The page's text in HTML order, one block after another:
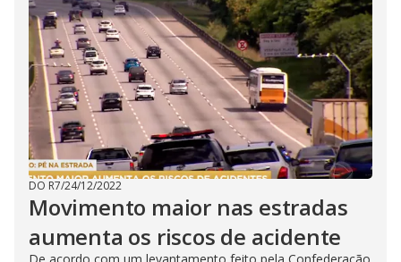
DO R7/24/12/2022
Movimento maior nas estradas
aumenta os riscos de acidente